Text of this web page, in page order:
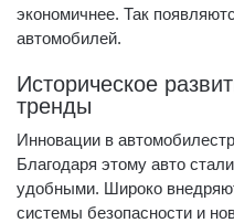
экономичнее. Так
автомобилей.
Историческое
тренды
Инновации в
Благодаря этому авто
удобными. Широко
системы безопасности и